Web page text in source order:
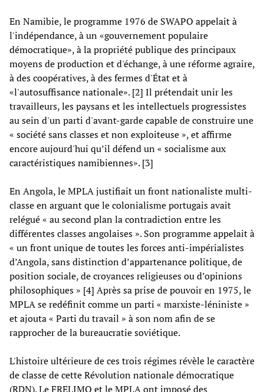
En Namibie, le programme 1976 de SWAPO appelait à
l'indépendance, à un «gouvernement populaire
démocratique», à la propriété publique des principaux
moyens de production et d'échange, à une réforme agraire,
à des coopératives, à des fermes d'État et à
«l'autosuffisance nationale». [2] Il prétendait unir les
travailleurs, les paysans et les intellectuels progressistes
au sein d'un parti d'avant-garde capable de construire une
« société sans classes et non exploiteuse », et affirme
encore aujourd'hui qu’il défend un « socialisme aux
caractéristiques namibiennes». [3]
En Angola, le MPLA justifiait un front nationaliste multi-
classe en arguant que le colonialisme portugais avait
relégué « au second plan la contradiction entre les
différentes classes angolaises ». Son programme appelait à
« un front unique de toutes les forces anti-impérialistes
d’Angola, sans distinction d’appartenance politique, de
position sociale, de croyances religieuses ou d’opinions
philosophiques » [4] Après sa prise de pouvoir en 1975, le
MPLA se redéfinit comme un parti « marxiste-léniniste »
et ajouta « Parti du travail » à son nom afin de se
rapprocher de la bureaucratie soviétique.
L'histoire ultérieure de ces trois régimes révèle le caractère
de classe de cette Révolution nationale démocratique
(RDN). Le FRELIMO et le MPLA ont imposé des